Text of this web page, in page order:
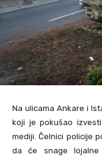
Na ulicama Ankare i
koji je pokušao
mediji. Čelnici policije
da će snage